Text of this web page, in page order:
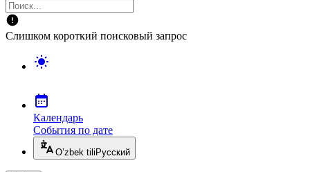
Слишком короткий поисковый запрос
Календарь
События по дате
O’zbek tili Русский